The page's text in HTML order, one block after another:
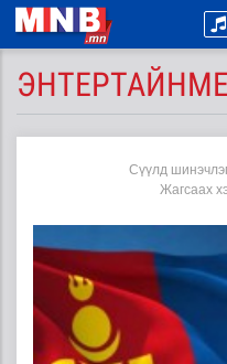
Сүүлд
Жагсаах